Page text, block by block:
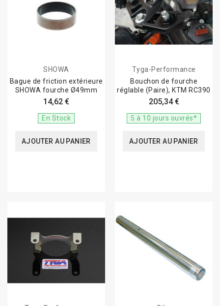
SHOWA
Bague de friction extérieure
SHOWA fourche Ø49mm
14,62 €
En Stock
AJOUTER AU PANIER
Tyga-Performance
Bouchon de fourche
réglable (Paire), KTM RC390
205,34 €
5 à 10 jours ouvrés*
AJOUTER AU PANIER